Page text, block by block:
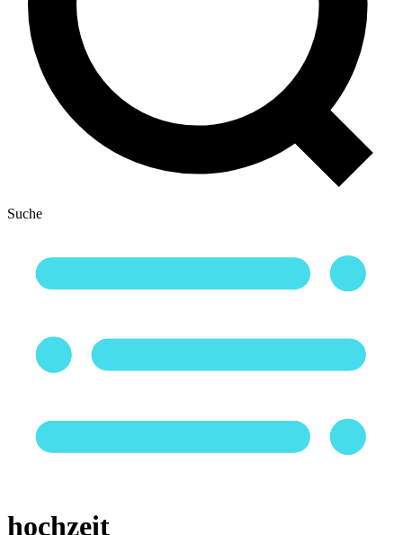
Suche
hochzeit